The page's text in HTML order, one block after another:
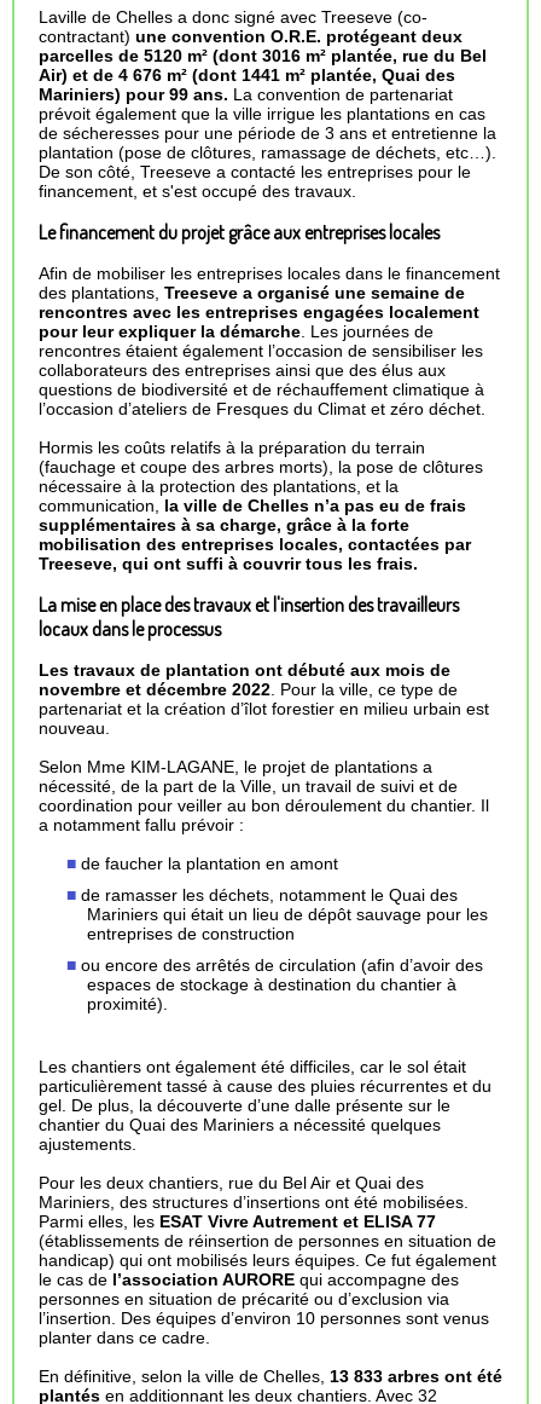
Laville de Chelles a donc signé avec Treeseve (co-
contractant) une convention O.R.E. protégeant deux
parcelles de 5120 m² (dont 3016 m² plantée, rue du Bel
Air) et de 4 676 m² (dont 1441 m² plantée, Quai des
Mariniers) pour 99 ans. La convention de partenariat
prévoit également que la ville irrigue les plantations en cas
de sécheresses pour une période de 3 ans et entretienne la
plantation (pose de clôtures, ramassage de déchets, etc…).
De son côté, Treeseve a contacté les entreprises pour le
financement, et s'est occupé des travaux.
Le financement du projet grâce aux entreprises locales
Afin de mobiliser les entreprises locales dans le financement
des plantations, Treeseve a organisé une semaine de
rencontres avec les entreprises engagées localement
pour leur expliquer la démarche . Les journées de
rencontres étaient également l’occasion de sensibiliser les
collaborateurs des entreprises ainsi que des élus aux
questions de biodiversité et de réchauffement climatique à
l’occasion d’ateliers de Fresques du Climat et zéro déchet.
Hormis les coûts relatifs à la préparation du terrain
(fauchage et coupe des arbres morts), la pose de clôtures
nécessaire à la protection des plantations, et la
communication, la ville de Chelles n’a pas eu de frais
supplémentaires à sa charge, grâce à la forte
mobilisation des entreprises locales, contactées par
Treeseve, qui ont suffi à couvrir tous les frais.
La mise en place des travaux et l'insertion des travailleurs
locaux dans le processus
Les travaux de plantation ont débuté aux mois de
novembre et décembre 2022 . Pour la ville, ce type de
partenariat et la création d’îlot forestier en milieu urbain est
nouveau.
Selon Mme KIM-LAGANE, le projet de plantations a
nécessité, de la part de la Ville, un travail de suivi et de
coordination pour veiller au bon déroulement du chantier. Il
a notamment fallu prévoir :
de faucher la plantation en amont
de ramasser les déchets, notamment le Quai des
Mariniers qui était un lieu de dépôt sauvage pour les
entreprises de construction
ou encore des arrêtés de circulation (afin d’avoir des
espaces de stockage à destination du chantier à
proximité).
Les chantiers ont également été difficiles, car le sol était
particulièrement tassé à cause des pluies récurrentes et du
gel. De plus, la découverte d’une dalle présente sur le
chantier du Quai des Mariniers a nécessité quelques
ajustements.
Pour les deux chantiers, rue du Bel Air et Quai des
Mariniers, des structures d’insertions ont été mobilisées.
Parmi elles, les ESAT Vivre Autrement et ELISA 77
(établissements de réinsertion de personnes en situation de
handicap) qui ont mobilisés leurs équipes. Ce fut également
le cas de l’association AURORE qui accompagne des
personnes en situation de précarité ou d’exclusion via
l’insertion. Des équipes d’environ 10 personnes sont venus
planter dans ce cadre.
En définitive, selon la ville de Chelles, 13 833 arbres ont été
plantés en additionnant les deux chantiers. Avec 32